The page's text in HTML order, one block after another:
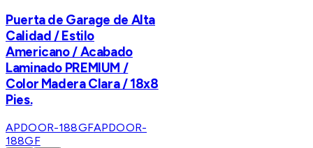
Puerta de Garage de Alta
Calidad / Estilo
Americano / Acabado
Laminado PREMIUM /
Color Madera Clara / 18x8
Pies.
APDOOR-188GFAPDOOR-
188GF